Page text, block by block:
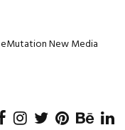
eMutation New Media